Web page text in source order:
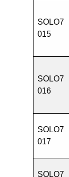
SOLO7
015
SOLO7
016
SOLO7
017
SOLO7